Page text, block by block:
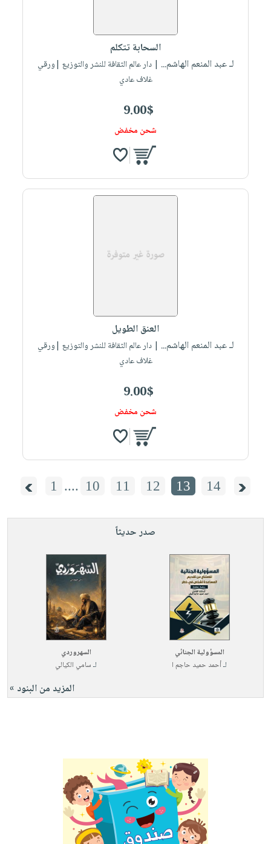
السحابة تتكلم
لـ عبد المنعم الهاشم... | دار عالم الثقافة للنشر والتوزيع |ورقي
غلاف عادي
9.00$
شحن مخفض
العنق الطويل
لـ عبد المنعم الهاشم... | دار عالم الثقافة للنشر والتوزيع |ورقي
غلاف عادي
9.00$
شحن مخفض
1 .... 10 11 12 13 14
صدر حديثاً
المسؤولية الجنائي
لـأحمد حميد حاجم ا
السهروردي
لـسامي الكيالي
المزيد من البنود »